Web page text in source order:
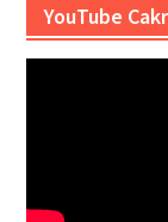
YouTube